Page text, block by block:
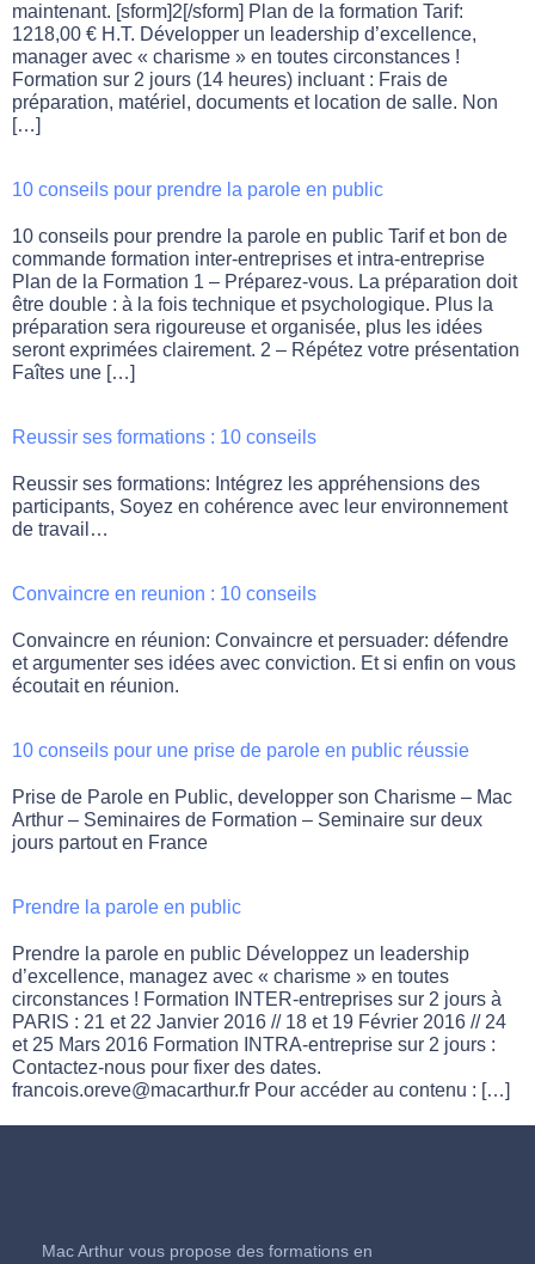
maintenant. [sform]2[/sform] Plan de la formation Tarif:
1218,00 € H.T. Développer un leadership d’excellence,
manager avec « charisme » en toutes circonstances !
Formation sur 2 jours (14 heures) incluant : Frais de
préparation, matériel, documents et location de salle. Non
[…]
10 conseils pour prendre la parole en public
10 conseils pour prendre la parole en public Tarif et bon de
commande formation inter-entreprises et intra-entreprise
Plan de la Formation 1 – Préparez-vous. La préparation doit
être double : à la fois technique et psychologique. Plus la
préparation sera rigoureuse et organisée, plus les idées
seront exprimées clairement. 2 – Répétez votre présentation
Faîtes une […]
Reussir ses formations : 10 conseils
Reussir ses formations: Intégrez les appréhensions des
participants, Soyez en cohérence avec leur environnement
de travail…
Convaincre en reunion : 10 conseils
Convaincre en réunion: Convaincre et persuader: défendre
et argumenter ses idées avec conviction. Et si enfin on vous
écoutait en réunion.
10 conseils pour une prise de parole en public réussie
Prise de Parole en Public, developper son Charisme – Mac
Arthur – Seminaires de Formation – Seminaire sur deux
jours partout en France
Prendre la parole en public
Prendre la parole en public Développez un leadership
d’excellence, managez avec « charisme » en toutes
circonstances ! Formation INTER-entreprises sur 2 jours à
PARIS : 21 et 22 Janvier 2016 // 18 et 19 Février 2016 // 24
et 25 Mars 2016 Formation INTRA-entreprise sur 2 jours :
Contactez-nous pour fixer des dates.
francois.oreve@macarthur.fr Pour accéder au contenu : […]
Mac Arthur vous propose des formations en